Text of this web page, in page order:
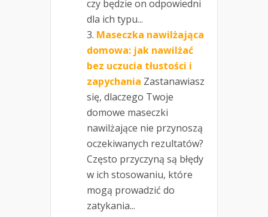
czy będzie on odpowiedni
dla ich typu...
Maseczka nawilżająca
domowa: jak nawilżać
bez uczucia tłustości i
zapychania Zastanawiasz
się, dlaczego Twoje
domowe maseczki
nawilżające nie przynoszą
oczekiwanych rezultatów?
Często przyczyną są błędy
w ich stosowaniu, które
mogą prowadzić do
zatykania...